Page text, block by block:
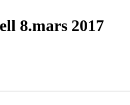
8.mars 2017